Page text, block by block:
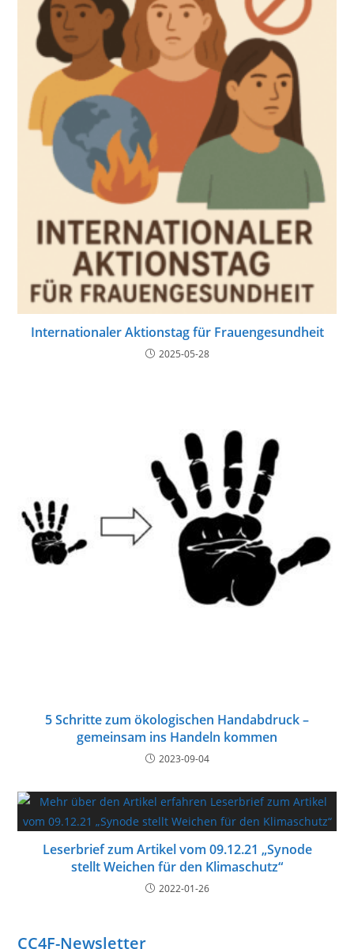
Internationaler Aktionstag für Frauengesundheit
2025-05-28
5 Schritte zum ökologischen Handabdruck –
gemeinsam ins Handeln kommen
2023-09-04
Leserbrief zum Artikel vom 09.12.21 „Synode
stellt Weichen für den Klimaschutz“
2022-01-26
CC4F-Newsletter